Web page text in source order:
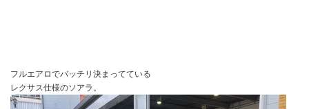
フルエアロでバッチリ決まってている
レクサス仕様のソアラ。